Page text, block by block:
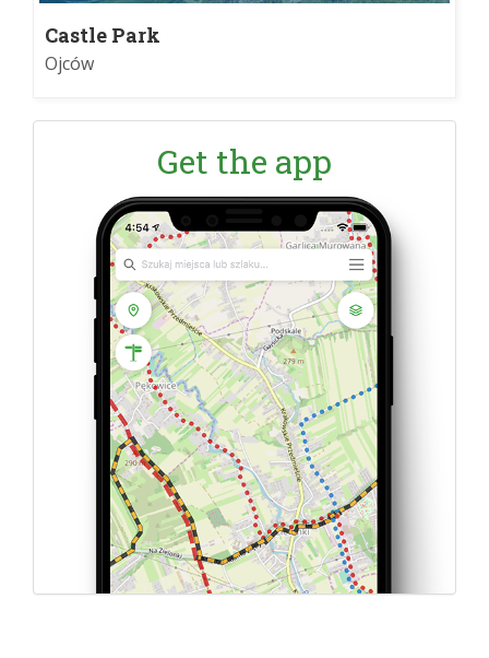
Castle Park
Ojców
Get the app